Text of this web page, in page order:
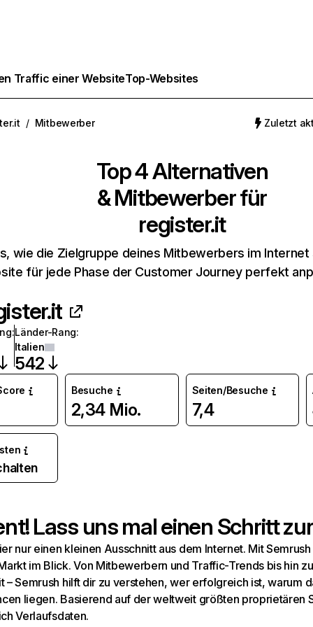
Traffic einer WebsiteTop-Websites
/ Mitbewerber Zuletzt
Top 4 Alternativen
& Mitbewerber für
register.it
wie die Zielgruppe deines Mitbewerbers im
für jede Phase der Customer Journey perfekt
:Länder-Rang:
Italien
542
Besuche
2,34 Mio.
Seiten/Besuche
7,4
Lass uns mal einen Schritt
nur einen kleinen Ausschnitt aus dem Internet. Mit
im Blick. Von Mitbewerbern und Traffic-Trends bis hin
– Semrush hilft dir zu verstehen, wer erfolgreich ist, warum
liegen. Basierend auf der weltweit größten proprietären
Verlaufsdaten.